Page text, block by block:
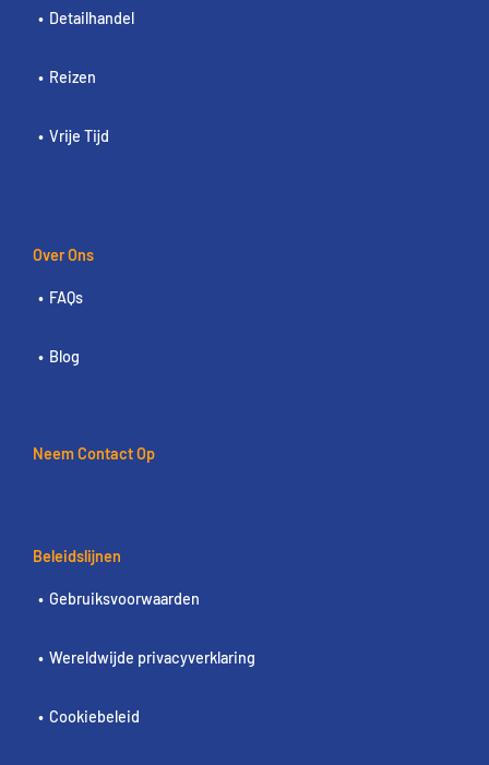
Detailhandel
Reizen
Vrije Tijd
Over Ons
FAQs
Blog
Neem Contact Op
Beleidslijnen
Gebruiksvoorwaarden
Wereldwijde privacyverklaring
Cookiebeleid